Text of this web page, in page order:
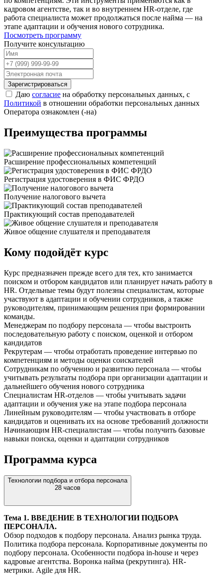
кадровом агентстве, так и во внутреннем HR-отделе, где
работа специалиста может продолжаться после найма — на
этапе адаптации и обучения нового сотрудника.
Посмотреть программу
Получите консультацию
Зарегистрироваться
Даю согласие на обработку персональных данных, с
Политикой в отношении обработки персональных данных
Оператора ознакомлен (-на)
Преимущества программы
Расширение профессиональных компетенций
Регистрация удостоверения в ФИС ФРДО
Получение налогового вычета
Практикующий состав преподавателей
Живое общение слушателя и преподавателя
Кому подойдёт курс
Курс предназначен прежде всего для тех, кто занимается
поиском и отбором кандидатов или планирует начать работу в
HR. Отдельные темы будут полезны специалистам, которые
участвуют в адаптации и обучении сотрудников, а также
руководителям, принимающим решения при формировании
команды.
Менеджерам по подбору персонала — чтобы выстроить
последовательную работу с поиском, оценкой и отбором
кандидатов
Рекрутерам — чтобы отработать проведение интервью по
компетенциям и методы оценки соискателей
Сотрудникам по обучению и развитию персонала — чтобы
учитывать результаты подбора при организации адаптации и
дальнейшего обучения нового сотрудника
Специалистам HR-отделов — чтобы учитывать задачи
адаптации и обучения уже на этапе подбора персонала
Линейным руководителям — чтобы участвовать в отборе
кандидатов и оценивать их на основе требований должности
Начинающим HR-специалистам — чтобы получить базовые
навыки поиска, оценки и адаптации сотрудников
Программа курса
Технологии подбора и отбора персонала
28 часов
Тема 1. ВВЕДЕНИЕ В ТЕХНОЛОГИИ ПОДБОРА
ПЕРСОНАЛА.
Обзор подходов к подбору персонала. Анализ рынка труда.
Политика подбора персонала. Корпоративные документы по
подбору персонала. Особенности подбора in-house и через
кадровые агентства. Воронка найма (рекрутинга). HR-
метрики. Agile для HR.